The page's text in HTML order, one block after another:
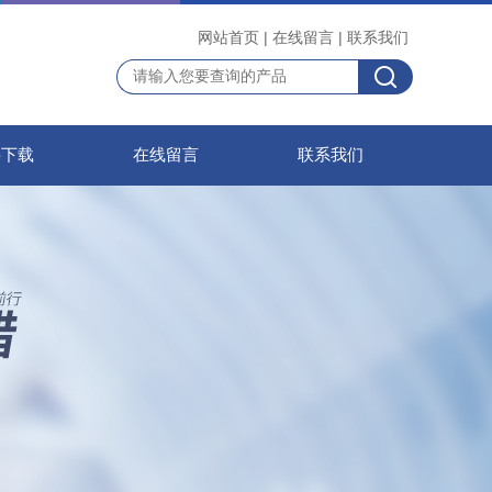
网站首页 | 在线留言 | 联系我们
载 在线留言 联系我们